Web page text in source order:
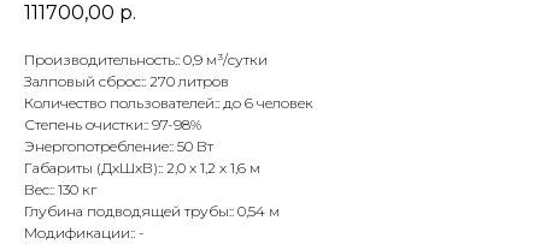
111700,00 р.
Производительность:: 0,9 м³/сутки
Залповый сброс:: 270 литров
Количество пользователей:: до 6 человек
Степень очистки:: 97-98%
Энергопотребление:: 50 Вт
Габариты (ДхШхВ):: 2,0 х 1,2 х 1,6 м
Вес:: 130 кг
Глубина подводящей трубы:: 0,54 м
Модификации:: -